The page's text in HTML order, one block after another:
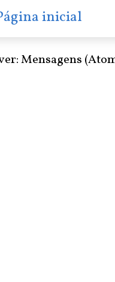
inicial
Mensagens